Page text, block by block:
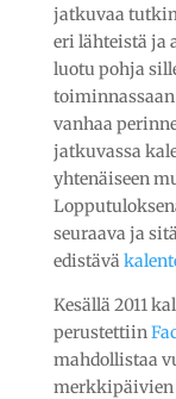
jatkuvaa
eri lähteistä ja
luotu pohja
vanhaa
jatkuvassa
yhtenäiseen
seuraava ja
edistävä
Kesällä 2011
perustettiin
mahdollistaa
merkkipäivien